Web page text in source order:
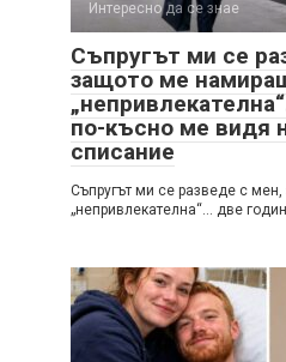
Интересно да се знае
Съпругът ми се
защото ме
по-късно ме видя
списание
Съпругът ми се разведе с
„непривлекателна“… две